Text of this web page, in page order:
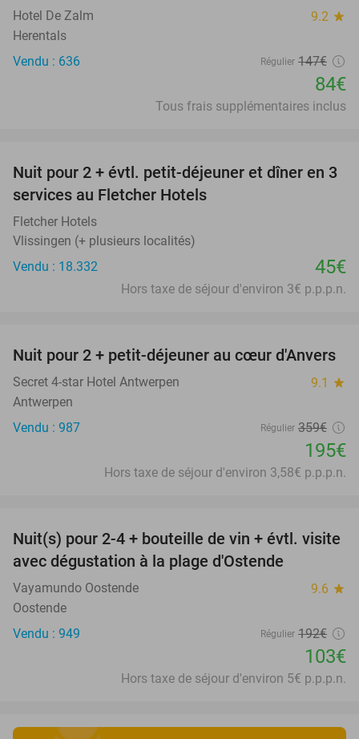
Hotel De Zalm 9.2 star
Herentals
Vendu : 636
Régulier 147€
84€
Tous frais supplémentaires inclus
Nuit pour 2 + évtl. petit-déjeuner et dîner en 3
services au Fletcher Hotels
Fletcher Hotels
Vlissingen (+ plusieurs localités)
Vendu : 18.332
45€
Hors taxe de séjour d'environ 3€ p.p.p.n.
46%
Nuit pour 2 + petit-déjeuner au cœur d'Anvers
Secret 4-star Hotel Antwerpen 9.1 star
Antwerpen
Vendu : 987
Régulier 359€
195€
Hors taxe de séjour d'environ 3,58€ p.p.p.n.
46%
Nuit(s) pour 2-4 + bouteille de vin + évtl. visite
avec dégustation à la plage d'Ostende
Vayamundo Oostende 9.6 star
Oostende
Vendu : 949
Régulier 192€
103€
Hors taxe de séjour d'environ 5€ p.p.p.n.